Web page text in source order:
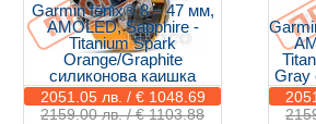
Garmin fēnix® 8 – 47 мм,
AMOLED, Sapphire -
Titanium Spark
Orange/Graphite
силиконова каишка
2051.05 лв. / € 1048.69
2159.00 лв. / € 1103.88
Gray